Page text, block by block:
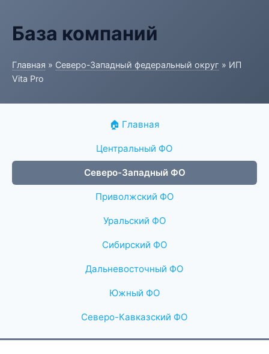
База компаний
Главная » Северо-Западный федеральный округ » ИП
Vita Pro
🏠 Главная
Центральный ФО
Северо-Западный ФО
Приволжский ФО
Уральский ФО
Сибирский ФО
Дальневосточный ФО
Южный ФО
Северо-Кавказский ФО